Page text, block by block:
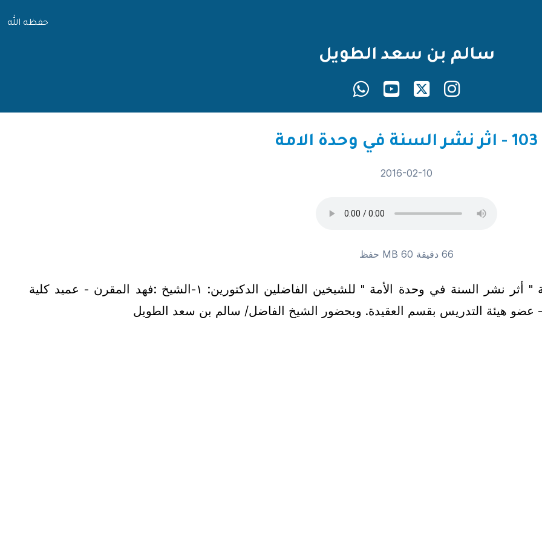
حفظه الله
سالم بن سعد الطويل
103 - اثر نشر السنة في وحدة الامة
2016-02-10
66 دقيقة 60 MB حفظ
الندوة الشهرية لتأصيل القضايا العلمية والمنهجية " أثر نشر السنة في وحدة الأمة " للشيخين الفاضلين الدكتورين: ١-الشيخ :فهد المقرن - عميد كلية